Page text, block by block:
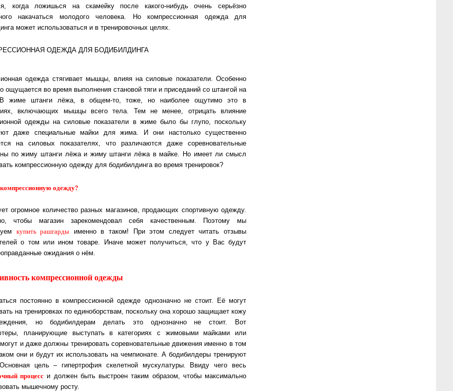
когда ложишься на скамейку после какого-нибудь очень серьёзно
накачаться молодого человека. Но компрессионная одежда для
может использоваться и в тренировочных целях.
одежда стягивает мышцы, влияя на силовые показатели. Особенно
ощущается во время выполнения становой тяги и приседаний со штангой на
жиме штанги лёжа, в общем-то, тоже, но наиболее ощутимо это в
включающих мышцы всего тела. Тем не менее, отрицать влияние
одежды на силовые показатели в жиме было бы глупо, поскольку
даже специальные майки для жима. И они настолько существенно
на силовых показателях, что различаются даже соревновательные
по жиму штанги лёжа и жиму штанги лёжа в майке. Но имеет ли смысл
компрессионную одежду для бодибилдинга во время тренировок?
одежду?
огромное количество разных магазинов, продающих спортивную одежду.
чтобы магазин зарекомендовал себя качественным. Поэтому мы
купить рашгарды именно в таком! При этом следует читать отзывы
о том или ином товаре. Иначе может получиться, что у Вас будут
ожидания о нём.
компрессионной одежды
постоянно в компрессионной одежде однозначно не стоит. Её могут
на тренировках по единоборствам, поскольку она хорошо защищает кожу
но бодибилдерам делать это однозначно не стоит. Вот
планирующие выступать в категориях с жимовыми майками или
и даже должны тренировать соревновательные движения именно в том
они и будут их использовать на чемпионате. А бодибилдеры тренируют
цель ‒ гипертрофия скелетной мускулатуры. Ввиду чего весь
процесс и должен быть выстроен таким образом, чтобы максимально
мышечному росту.